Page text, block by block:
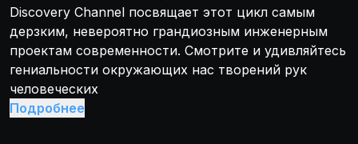
Discovery Channel посвящает этот цикл самым
дерзким, невероятно грандиозным инженерным
проектам современности. Cмотрите и удивляйтесь
гениальности окружающих нас творений рук
человеческих
Подробнее